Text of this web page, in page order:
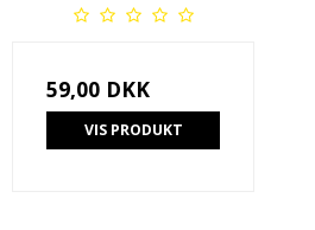
59,00 DKK
VIS PRODUKT